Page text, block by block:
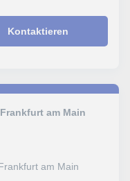
Kontaktieren
Frankfurt am Main
am Main